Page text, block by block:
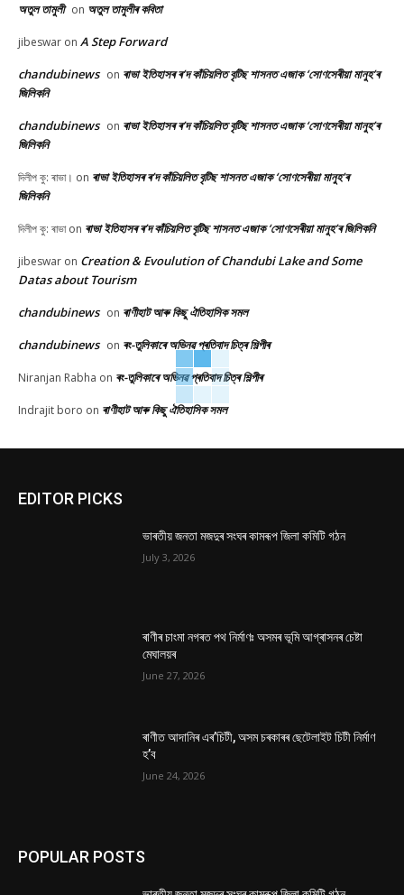
অতুল তামুলী on অতুল তামুলীৰ কবিতা
jibeswar on A Step Forward
chandubinews on ৰাভা ইতিহাসৰ ৰ’দ কাঁচিয়লিত বৃটিছ শাসনত এজাক ‘সোণসেৰীয়া মানুহ’ৰ
জিলিকনি
chandubinews on ৰাভা ইতিহাসৰ ৰ’দ কাঁচিয়লিত বৃটিছ শাসনত এজাক ‘সোণসেৰীয়া মানুহ’ৰ
জিলিকনি
দিলীপ কু: ৰাভা। on ৰাভা ইতিহাসৰ ৰ’দ কাঁচিয়লিত বৃটিছ শাসনত এজাক ‘সোণসেৰীয়া মানুহ’ৰ
জিলিকনি
দিলীপ কু: ৰাভাon ৰাভা ইতিহাসৰ ৰ’দ কাঁচিয়লিত বৃটিছ শাসনত এজাক ‘সোণসেৰীয়া মানুহ’ৰ জিলিকনি
jibeswar on Creation & Evoulution of Chandubi Lake and Some
Datas about Tourism
chandubinews on ৰাণীহাট আৰু কিছু ঐতিহাসিক সমল
chandubinews on ৰং-তুলিকাৰে অভিনৱ প্ৰতিবাদ চিত্ৰ শিল্পীৰ
Niranjan Rabha on ৰং-তুলিকাৰে অভিনৱ প্ৰতিবাদ চিত্ৰ শিল্পীৰ
Indrajit boro on ৰাণীহাট আৰু কিছু ঐতিহাসিক সমল
EDITOR PICKS
ভাৰতীয় জনতা মজদুৰ সংঘৰ কামৰূপ জিলা কমিটি গঠন
July 3, 2026
ৰাণীৰ চাংমা নগৰত পথ নিৰ্মাণঃ অসমৰ ভূমি আগ্ৰাসনৰ চেষ্টা
মেঘালয়ৰ
June 27, 2026
ৰাণীত আদানিৰ এৰ’চিটী, অসম চৰকাৰৰ ছেটেলাইট চিটী নিৰ্মাণ
হ’ব
June 24, 2026
POPULAR POSTS